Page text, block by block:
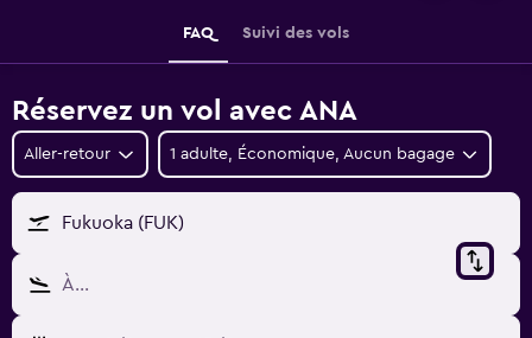
FAQ Suivi des vols
Réservez un vol avec ANA
Aller-retour 1 adulte, Économique, Aucun bagage
Fukuoka (FUK)
À…